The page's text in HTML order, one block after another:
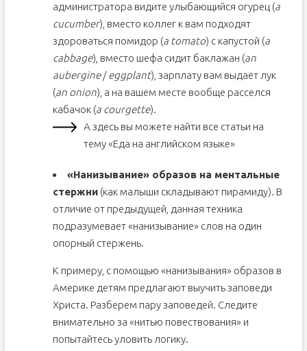
администратора видите улыбающийся огурец (a
cucumber), вместо коллег к вам подходят
здороваться помидор (a tomato) с капустой (a
cabbage), вместо шефа сидит баклажан (an
aubergine/eggplant), зарплату вам выдаёт лук
(an onion), а на вашем месте вообще расселся
кабачок (a courgette).
А здесь вы можете найти все статьи на
тему «Еда на английском языке»
«Нанизывание» образов на ментальные
стержни(как малыши складывают пирамиду). В
отличие от предыдущей, данная техника
подразумевает «нанизывание» слов на один
опорный стержень.
К примеру, с помощью «нанизывания» образов в
Америке детям предлагают выучить заповеди
Христа. Разберем пару заповедей. Следите
внимательно за «нитью повествования» и
попытайтесь уловить логику.